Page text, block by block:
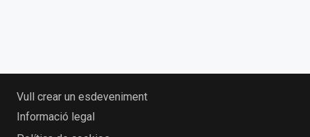
Vull crear un esdeveniment
Informació legal